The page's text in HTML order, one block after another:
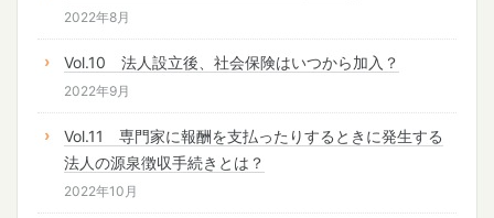
2022年8月
Vol.10 法人設立後、社会保険はいつから加入？
2022年9月
Vol.11 専門家に報酬を支払ったりするときに発生する
法人の源泉徴収手続きとは？
2022年10月